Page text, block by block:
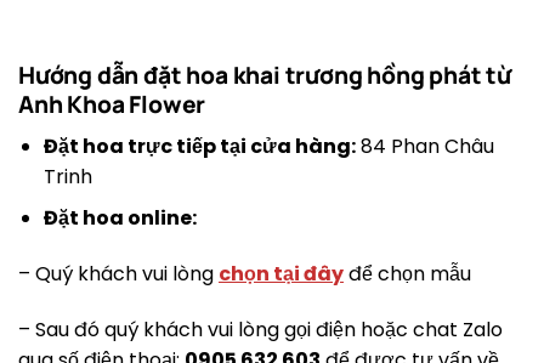
Hướng dẫn đặt hoa khai trương hồng phát từ
Anh Khoa Flower
Đặt hoa trực tiếp tại cửa hàng:84 Phan Châu
Trinh
Đặt hoa online:
– Quý khách vui lòng chọn tại đâyđể chọn mẫu
– Sau đó quý khách vui lòng gọi điện hoặc chat Zalo